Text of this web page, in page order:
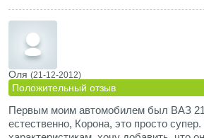
если положить спидометр. Полный
главное не давать садиться на брюхо.
пятером проезжали 2000км за один
пожаловался на усталость.
установить неоригинальные
оставить родные пружины, то при
комфортности управляемость
редкость очень стабильный
замечено склонности к заносу или
Оля (21-12-2012)
Положительный отзыв
Первым моим автомобилем был ВАЗ
естественно, Корона, это просто